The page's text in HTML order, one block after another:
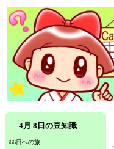
4月 8日の豆知識
366日への旅